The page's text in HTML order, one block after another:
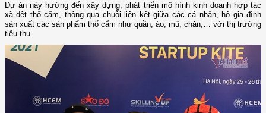
Dự án này hướng đến xây dựng, phát triển mô hình kinh doanh hợp tác
xã dệt thổ cẩm, thông qua chuỗi liên kết giữa các cá nhân, hộ gia đình
sản xuất các sản phẩm thổ cẩm như quần, áo, mũ, chăn,… với thị trường
tiêu thụ.